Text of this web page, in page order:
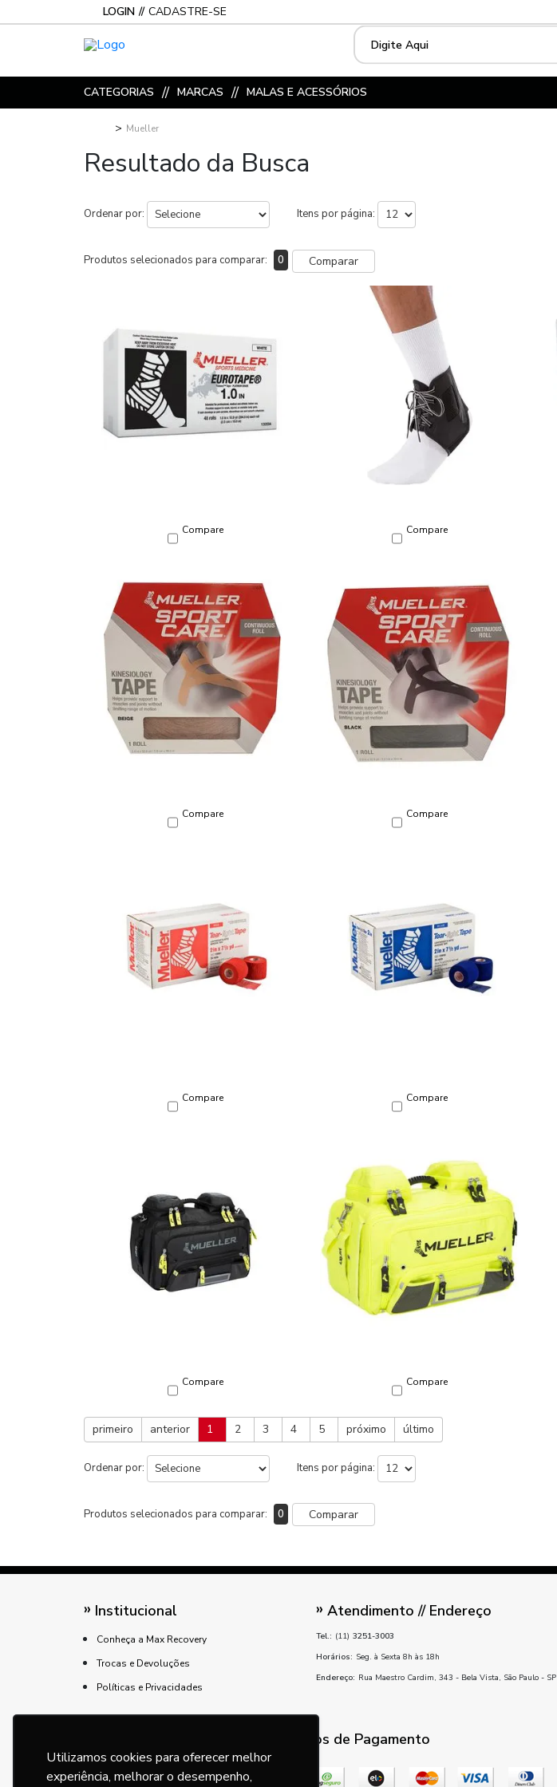
Utilizamos cookies para oferecer melhor
experiência, melhorar o desempenho,
LOGIN CADASTRE-SE
CATEGORIAS MARCAS MALAS E ACESSÓRIOS
Mueller
Resultado da Busca
Ordenar por: Itens por página:
Produtos selecionados para comparar: 0 Comparar
Compare Compare
Compare Compare
Compare Compare
Compare Compare
primeiro anterior 1 2 3 4 5 próximo último
Ordenar por: Itens por página:
Produtos selecionados para comparar: 0 Comparar
Institucional
Conheça a Max Recovery
Trocas e Devoluções
Políticas e Privacidades
Atendimento // Endereço
Tel.: (11) 3251-3003
Horários: Seg. à Sexta 8h às 18h
Endereço: Rua Maestro Cardim, 343 - Bela Vista, São Paulo - SP
Métodos de Pagamento